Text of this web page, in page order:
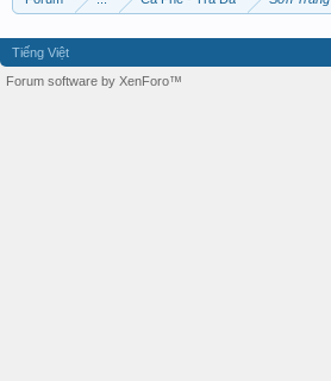
Tiếng Việt
Forum software by XenForo™